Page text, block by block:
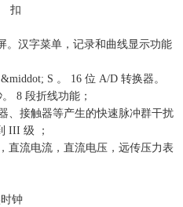
扣
。汉字菜单，记录和曲线显示功能
S 。 16 位 A/D 转换器。
8 段折线功能；
、接触器等产生的快速脉冲群干扰
III 级 ；
直流电流，直流电压，远传压力表
钟